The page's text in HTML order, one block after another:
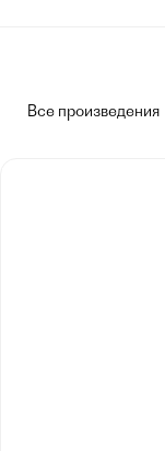
Все произведения